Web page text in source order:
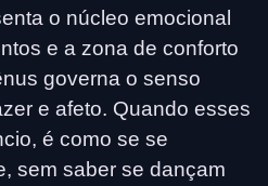
o núcleo emocional
e a zona de conforto
governa o senso
e afeto. Quando esses
é como se se
sem saber se dançam